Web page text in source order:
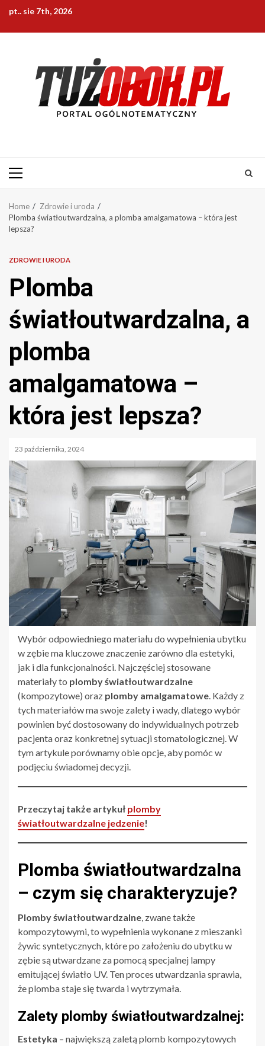
Skip
content
pt.. sie 7th, 2026
Primary
Home
Zdrowie i uroda
Plomba światłoutwardzalna, a plomba amalgamatowa – która jest
lepsza?
ZDROWIE I URODA
Plomba
światłoutwardzalna, a
plomba
amalgamatowa –
która jest lepsza?
23 października, 2024
Wybór odpowiedniego materiału do wypełnienia ubytku
w zębie ma kluczowe znaczenie zarówno dla estetyki,
jak i dla funkcjonalności. Najczęściej stosowane
materiały to plomby światłoutwardzalne
(kompozytowe) oraz plomby amalgamatowe. Każdy z
tych materiałów ma swoje zalety i wady, dlatego wybór
powinien być dostosowany do indywidualnych potrzeb
pacjenta oraz konkretnej sytuacji stomatologicznej. W
tym artykule porównamy obie opcje, aby pomóc w
podjęciu świadomej decyzji.
Przeczytaj także artykuł plomby
światłoutwardzalne jedzenie!
Plomba światłoutwardzalna
– czym się charakteryzuje?
Plomby światłoutwardzalne, zwane także
kompozytowymi, to wypełnienia wykonane z mieszanki
żywic syntetycznych, które po założeniu do ubytku w
zębie są utwardzane za pomocą specjalnej lampy
emitującej światło UV. Ten proces utwardzania sprawia,
że plomba staje się twarda i wytrzymała.
Zalety plomby światłoutwardzalnej:
Estetyka – największą zaletą plomb kompozytowych